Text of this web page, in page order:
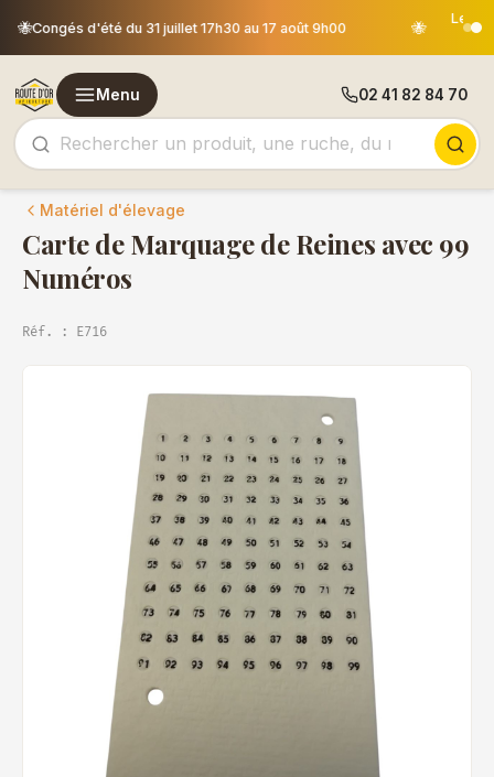
🐝
Les commandes passées après le 30 juillet 12h00 seront
expédiées le 18 août
Menu 02 41 82 84 70
Matériel d'élevage
Carte de Marquage de Reines avec 99
Numéros
Réf. : E716